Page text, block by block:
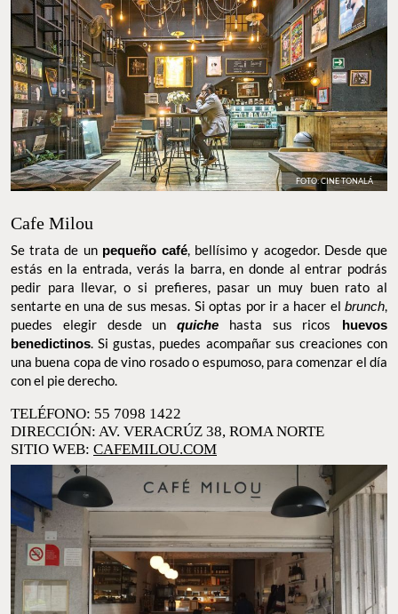
Cafe Milou
Se trata de unpequeño café , bellísimo y acogedor. Desde que
estás en la entrada, verás la barra, en donde al entrar podrás
pedir para llevar, o si prefieres, pasar un muy buen rato al
sentarte en una de sus mesas. Si optas por ir a hacer elbrunch,
puedes elegir desde unquichehasta sus ricoshuevos
benedictinos. Si gustas, puedes acompañar sus creaciones con
una buena copa de vino rosado o espumoso, para comenzar el día
TELÉFONO: 55 7098 1422
DIRECCIÓN: AV. VERACRÚZ 38, ROMA NORTE
SITIO WEB:CAFEMILOU.COM